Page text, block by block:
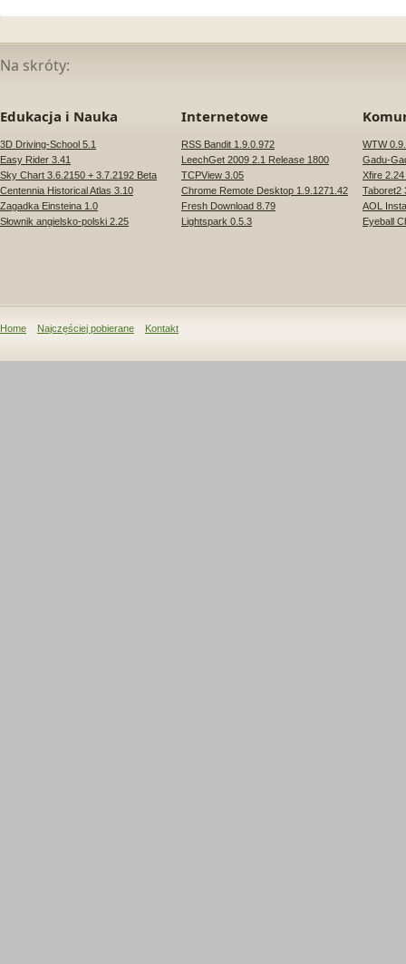
Na skróty:
Edukacja i Nauka
3D Driving-School 5.1
Easy Rider 3.41
Sky Chart 3.6.2150 + 3.7.2192 Beta
Centennia Historical Atlas 3.10
Zagadka Einsteina 1.0
Słownik angielsko-polski 2.25
Internetowe
RSS Bandit 1.9.0.972
LeechGet 2009 2.1 Release 1800
TCPView 3.05
Chrome Remote Desktop 1.9.1271.42
Fresh Download 8.79
Lightspark 0.5.3
WTW
Gadu-
Xfire
Taboret2
AOL
Eyeball
Home Najczęściej pobierane Kontakt